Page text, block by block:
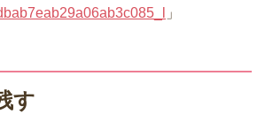
」
す